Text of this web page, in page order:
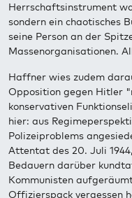
Herrschaftsinstrument
sondern ein chaotisches
seine Person an der
Massenorganisationen.
Haffner wies zudem
Opposition gegen Hitler
konservativen
hier: aus
Polizeiproblems
Attentat des 20. Juli
Bedauern darüber
Kommunisten
Offizierspack vergessen